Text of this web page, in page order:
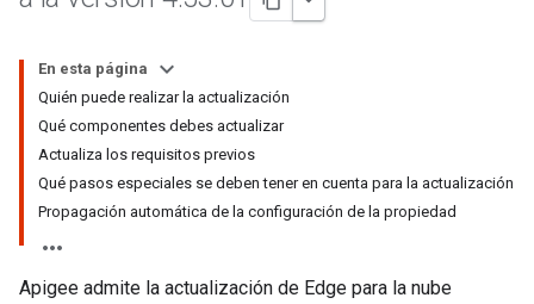
En esta página
Quién puede realizar la actualización
Qué componentes debes actualizar
Actualiza los requisitos previos
Qué pasos especiales se deben tener en cuenta para la actualización
Propagación automática de la configuración de la propiedad
Apigee admite la actualización de Edge para la nube